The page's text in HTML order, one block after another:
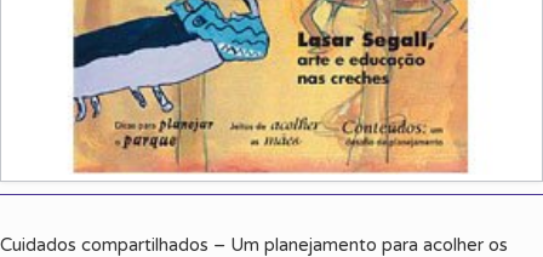
Cuidados compartilhados – Um planejamento para acolher os